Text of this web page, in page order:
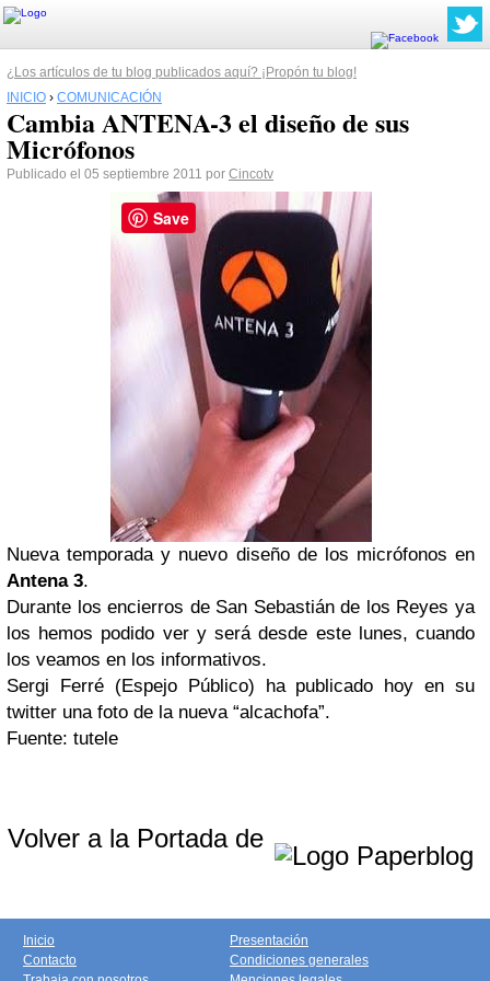
¿Los artículos de tu blog publicados aquí? ¡Propón tu blog!
INICIO › COMUNICACIÓN
Cambia ANTENA-3 el diseño de sus
Micrófonos
Publicado el 05 septiembre 2011 por Cincotv
Nueva temporada y nuevo diseño de los micrófonos en
Antena 3.
Durante los encierros de San Sebastián de los Reyes ya
los hemos podido ver y será desde este lunes, cuando
los veamos en los informativos.
Sergi Ferré (Espejo Público) ha publicado hoy en su
twitter una foto de la nueva “alcachofa”.
Fuente: tutele
Volver a la Portada de
Inicio
Contacto
Presentación
Condiciones generales
Save